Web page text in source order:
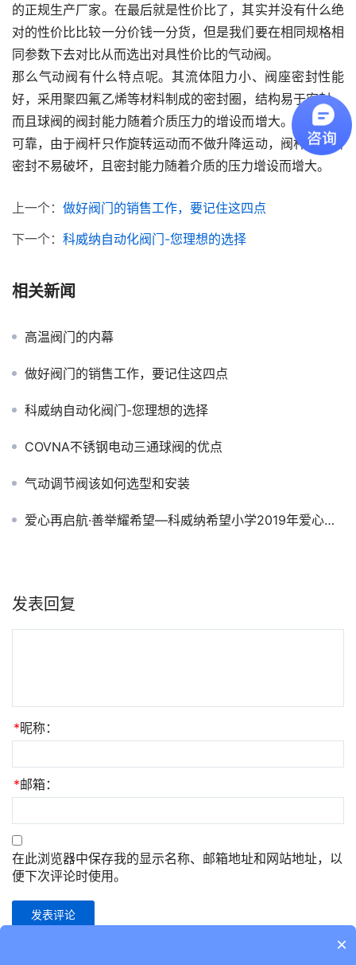
的正规生产厂家。在最后就是性价比了，其实并没有什么绝
对的性价比比较一分价钱一分货，但是我们要在相同规格相
同参数下去对比从而选出对具性价比的气动阀。
那么气动阀有什么特点呢。其流体阻力小、阀座密封性能
好，采用聚四氟乙烯等材料制成的密封圈，结构易于密封，
而且球阀的阀封能力随着介质压力的增设而增大。阀杆密封
可靠，由于阀杆只作旋转运动而不做升降运动，阀杆的填料
密封不易破坏，且密封能力随着介质的压力增设而增大。
上一个： 做好阀门的销售工作，要记住这四点
下一个： 科威纳自动化阀门-您理想的选择
相关新闻
高温阀门的内幕
做好阀门的销售工作，要记住这四点
科威纳自动化阀门-您理想的选择
COVNA不锈钢电动三通球阀的优点
气动调节阀该如何选型和安装
爱心再启航·善举耀希望—科威纳希望小学2019年爱心捐赠活动
发表回复
*昵称：
*邮箱：
在此浏览器中保存我的显示名称、邮箱地址和网站地址，以
便下次评论时使用。
×